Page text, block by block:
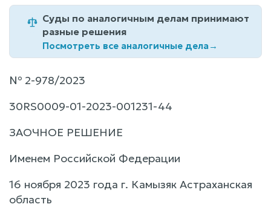
Суды по аналогичным делам принимают
разные решения
Посмотреть все аналогичные дела→
№ 2-978/2023
30RS0009-01-2023-001231-44
ЗАОЧНОЕ РЕШЕНИЕ
Именем Российской Федерации
16 ноября 2023 года г. Камызяк Астраханская
область